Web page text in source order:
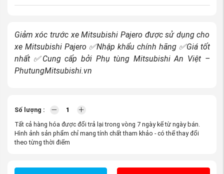
Giảm xóc trước xe Mitsubishi Pajero được sử dụng cho
xe Mitsubishi Pajero ✅Nhập khẩu chính hãng ✅Giá tốt
nhất ✅Cung cấp bởi Phụ tùng Mitsubishi An Việt –
PhutungMitsubishi.vn
Số lượng :
Tất cả hàng hóa được đổi trả lại trong vòng 7 ngày kể từ ngày bán.
Hình ảnh sản phẩm chỉ mang tính chất tham khảo - có thể thay đổi
theo từng thời điểm